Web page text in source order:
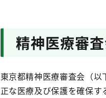
精神医療審
東京都精神医療審査会（
正な医療及び保護を確保